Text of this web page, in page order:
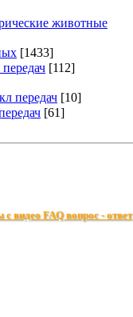
животные
[1433]
[112]
передач [10]
[61]
видео FAQ вопрос - ответ